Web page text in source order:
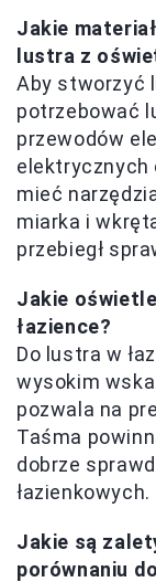
Jakie
lustra z
Aby stworzyć
potrzebować
przewodów
elektrycznych
mieć
miarka i
przebiegł
Jakie
łazience?
Do lustra w
wysokim
pozwala na
Taśma
dobrze
łazienkowych.
Jakie są
porównaniu